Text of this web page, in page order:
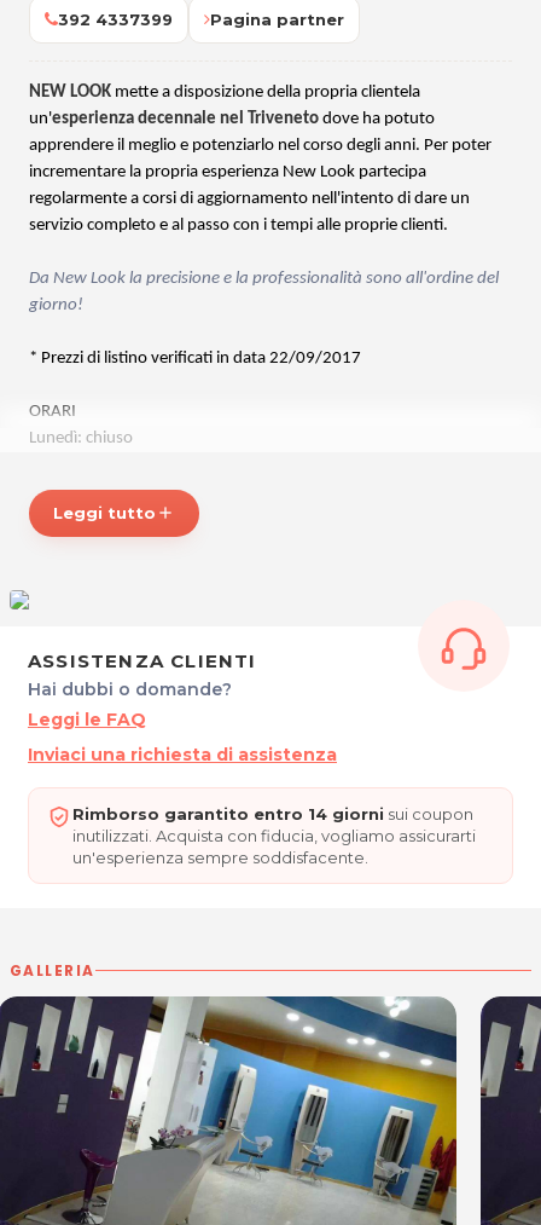
392 4337399 Pagina partner
NEW LOOK mette a disposizione della propria clientela
un'esperienza decennale nel Triveneto dove ha potuto
apprendere il meglio e potenziarlo nel corso degli anni. Per poter
incrementare la propria esperienza New Look partecipa
regolarmente a corsi di aggiornamento nell'intento di dare un
servizio completo e al passo con i tempi alle proprie clienti.
Da New Look la precisione e la professionalità sono all'ordine del
giorno!
* Prezzi di listino verificati in data 22/09/2017
ORARI
Lunedì: chiuso
Mercoledì: 13.00 – 21.00 (Orario continuato)
Giovedì: 8.00 – 12.00 15.00 – 19.00
P.IVA 01751910934
Per ulteriori informazioni sull'offerta o sulle modalità di acquisto
scrivi a posta@espevia.it.
Leggi tutto add
ASSISTENZA CLIENTI
Hai dubbi o domande?
Leggi le FAQ
Inviaci una richiesta di assistenza
Rimborso garantito entro 14 giorni sui coupon
inutilizzati. Acquista con fiducia, vogliamo assicurarti
un'esperienza sempre soddisfacente.
GALLERIA